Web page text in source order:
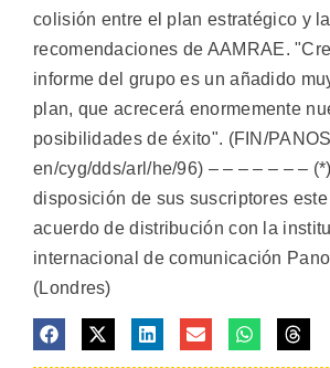
colisión entre el plan estratégico y
recomendaciones de AAMRAE.
informe del grupo es un añadido
plan, que acrecerá enormemente
posibilidades de éxito". (FIN/
en/cyg/dds/arl/he/96) – – – – – – –
disposición de sus suscriptores
acuerdo de distribución con la
internacional de comunicación
(Londres)